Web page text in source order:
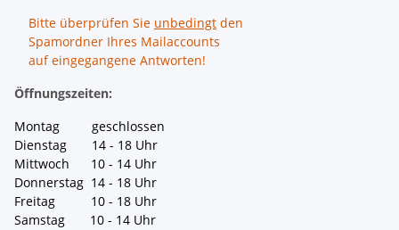
Bitte überprüfen Sie unbedingt den
Spamordner Ihres Mailaccounts
auf eingegangene Antworten!
Öffnungszeiten:
Montag geschlossen
Dienstag 14 - 18 Uhr
Mittwoch 10 - 14 Uhr
Donnerstag 14 - 18 Uhr
Freitag 10 - 18 Uhr
Samstag 10 - 14 Uhr